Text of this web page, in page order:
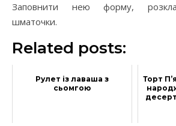
Заповнити нею форму,
шматочки.
Related posts:
Рулет із лаваша з
сьомгою
Торт